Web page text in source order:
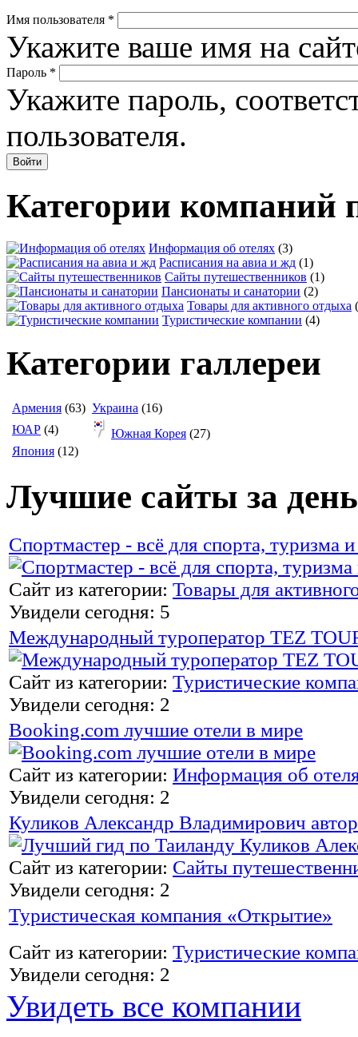
Имя пользователя *
Укажите ваше имя на
Пароль *
Укажите пароль,
пользователя.
Категории компаний
Информация об отелях (3)
Расписания на авиа и жд (1)
Сайты путешественников (1)
Пансионаты и санатории (2)
Товары для активного отдыха
Туристические компании (4)
Категории галлереи
Армения (63) Украина (16)
ЮАР (4) Южная Корея (27)
Япония (12)
Лучшие сайты за день
Спортмастер - всё для спорта, туризма
Сайт из категории: Товары для
Увидели сегодня: 5
Международный туроператор TEZ
Сайт из категории: Туристические
Увидели сегодня: 2
Booking.com лучшие отели в мире
Сайт из категории: Информация об
Увидели сегодня: 2
Куликов Александр Владимирович
Сайт из категории: Сайты
Увидели сегодня: 2
Туристическая компания «Открытие»
Сайт из категории: Туристические
Увидели сегодня: 2
Увидеть все компании